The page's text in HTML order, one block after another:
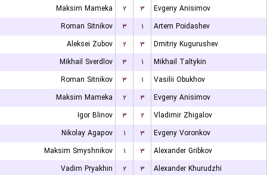
Maksim Mameka
۲ ۳
Evgeny Anisimov
Roman Sitnikov
۳ ۱
Artem Poidashev
Aleksei Zubov
۲ ۳
Dmitriy Kugurushev
Mikhail Sverdlov
۳ ۱
Mikhail Taltykin
Roman Sitnikov
۳ ۱
Vasilii Obukhov
Maksim Mameka
۲ ۳
Evgeny Anisimov
Igor Blinov
۳ ۲
Vladimir Zhigalov
Nikolay Agapov
۱ ۳
Evgeny Voronkov
Maksim Smyshnikov
۱ ۳
Alexander Gribkov
Vadim Pryakhin
۲ ۳
Alexander Khurudzhi